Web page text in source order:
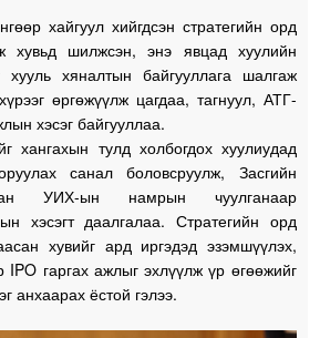
хайгуул хийгдсэн стратегийн орд
хувьд шилжсэн, энэ явцад хуулийн
хууль хяналтын байгууллага шалгаж
өргөжүүлж цагдаа, тагнуул, АТГ-
хэсэг байгууллаа.
хангахын тулд холбогдох хуулиудад
санал боловсруулж, Засгийн
УИХ-ын намрын чуулганаар
хэсэгт даалгалаа. Стратегийн орд
хувийг ард иргэдэд эзэмшүүлэх,
гаргах ажлыг эхлүүлж үр өгөөжийг
анхаарах ёстой гэлээ.